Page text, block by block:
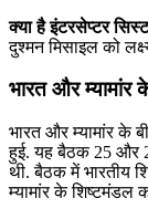
क्या है इंटरसेप्टर
दुश्मन मिसाइल को
भारत और म्‍यामांर
भारत और म्‍यामांर के
हुई. यह बैठक 25 और
थी. बैठक में भारतीय
म्‍यामांर के